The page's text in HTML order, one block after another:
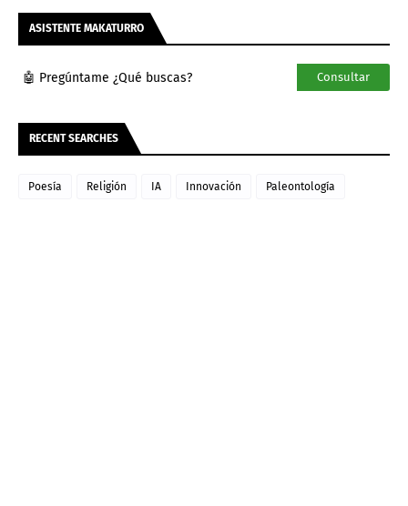
ASISTENTE MAKATURRO
🤖 Pregúntame ¿Qué buscas? Consultar
RECENT SEARCHES
Poesía Religión IA Innovación Paleontología